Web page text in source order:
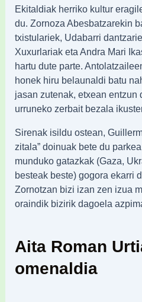
Ekitaldiak herriko kultur
du. Zornoza Abesbatzarekin
txistulariek, Udabarri
Xuxurlariak eta Andra Mari
hartu dute parte.
honek hiru belaunaldi batu
jasan zutenak, etxean entzun
urruneko zerbait bezala
Sirenak isildu ostean,
zitala” doinuak bete du
munduko gatazkak (Gaza,
besteak beste) gogora ekarri
Zornotzan bizi izan zen izua
oraindik bizirik dagoela
Aita Roman
omenaldia